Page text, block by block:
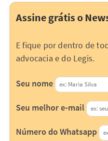
Assine grátis o
E fique por dentro de
advocacia e do Legis.
Seu nome
Seu melhor e-mail
Número do Whatsapp